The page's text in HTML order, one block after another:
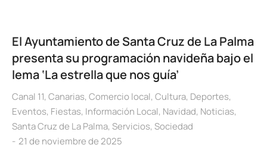
El Ayuntamiento de Santa Cruz de La Palma
presenta su programación navideña bajo el
lema ‘La estrella que nos guía’
Canal 11, Canarias, Comercio local, Cultura, Deportes,
Eventos, Fiestas, Información Local, Navidad, Noticias,
Santa Cruz de La Palma, Servicios, Sociedad
21 de noviembre de 2025